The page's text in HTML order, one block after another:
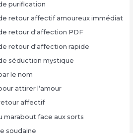
purification
retour affectif amoureux immédiat
retour d'affection PDF
retour d'affection rapide
séduction mystique
le nom
attirer l’amour
affectif
marabout face aux sorts
soudaine